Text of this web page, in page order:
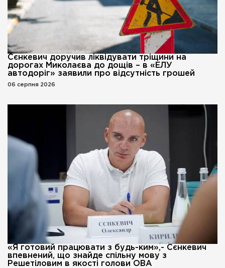
Сєнкевич доручив ліквідувати тріщини на
дорогах Миколаєва до дощів – в «ЕЛУ
автодоріг» заявили про відсутність грошей
06 серпня 2026
«Я готовий працювати з будь-ким»,- Сєнкевич
впевнений, що знайде спільну мову з
Решетіловим в якості голови ОВА